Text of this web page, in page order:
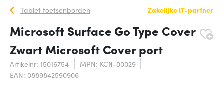
Tablet toetsenborden Zakelijke IT-partner
Microsoft Surface Go Type Cover
Zwart Microsoft Cover port
Artikelnr: 15016754
MPN: KCN-00029
EAN: 0889842590906